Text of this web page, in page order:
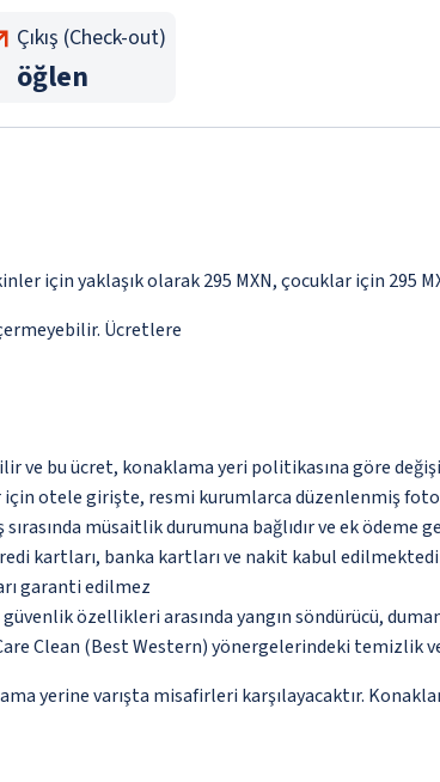
Çıkış (Check-out)
öğlen
için yaklaşık olarak 295 MXN, çocuklar için 295
Ücretlere
ve bu ücret, konaklama yeri politikasına göre
için otele girişte, resmi kurumlarca düzenlenmiş
müsaitlik durumuna bağlıdır ve ek
kartları, banka kartları ve nakit kabul
garanti edilmez
özellikleri arasında yangın söndürücü,
Clean (Best Western) yönergelerindeki temizlik
yerine varışta misafirleri karşılayacaktır.